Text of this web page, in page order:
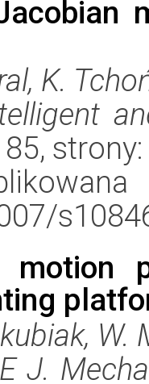
K.
motion
W.
J.